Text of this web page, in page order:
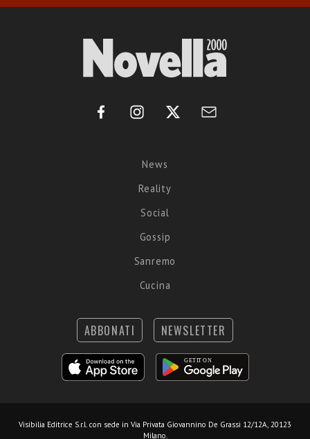
News
Reality
Social
Gossip
Sanremo
Cucina
ABBONATI NEWSLETTER
Visibilia Editrice S.r.l. con sede in Via Privata Giovannino De Grassi 12/12A, 20123
Milano.